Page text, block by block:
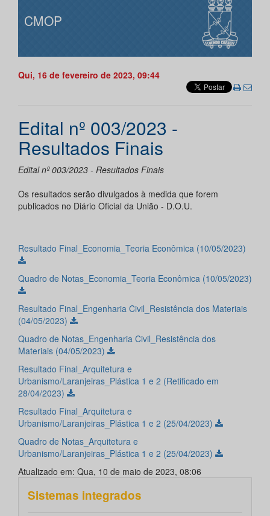
CMOP
Qui, 16 de fevereiro de 2023, 09:44
Edital nº 003/2023 -
Resultados Finais
Edital nº 003/2023 - Resultados Finais
Os resultados serão divulgados à medida que forem
publicados no Diário Oficial da União - D.O.U.
Resultado Final_Economia_Teoria Econômica (10/05/2023)
Quadro de Notas_Economia_Teoria Econômica (10/05/2023)
Resultado Final_Engenharia Civil_Resistência dos Materiais
(04/05/2023)
Quadro de Notas_Engenharia Civil_Resistência dos
Materiais (04/05/2023)
Resultado Final_Arquitetura e
Urbanismo/Laranjeiras_Plástica 1 e 2 (Retificado em
28/04/2023)
Resultado Final_Arquitetura e
Urbanismo/Laranjeiras_Plástica 1 e 2 (25/04/2023)
Quadro de Notas_Arquitetura e
Urbanismo/Laranjeiras_Plástica 1 e 2 (25/04/2023)
Atualizado em: Qua, 10 de maio de 2023, 08:06
Sistemas integrados